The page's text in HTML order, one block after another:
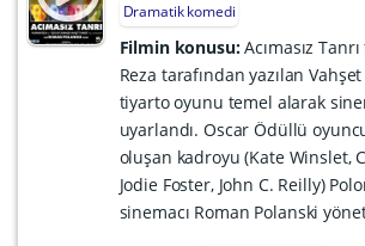
Dramatik komedi
Filmin konusu:Acımasız
Reza tarafından yazılan Vahşet
tiyarto oyunu temel alarak
uyarlandı. Oscar Ödüllü
oluşan kadroyu (Kate Winslet,
Jodie Foster, John C. Reilly)
sinemacı Roman Polanski